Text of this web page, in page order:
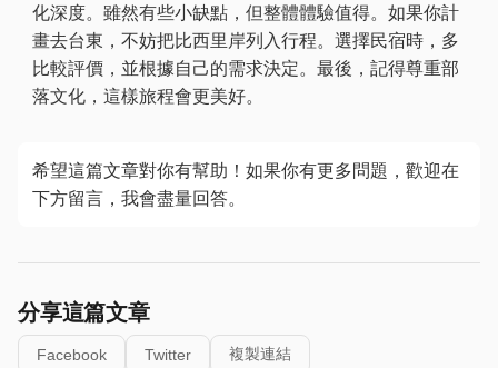
化深度。雖然有些小缺點，但整體體驗值得。如果你計
畫去台東，不妨把比西里岸列入行程。選擇民宿時，多
比較評價，並根據自己的需求決定。最後，記得尊重部
落文化，這樣旅程會更美好。
希望這篇文章對你有幫助！如果你有更多問題，歡迎在
下方留言，我會盡量回答。
分享這篇文章
Facebook Twitter 複製連結